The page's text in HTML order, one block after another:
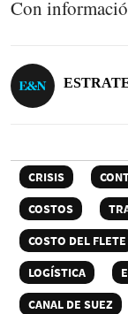
Con
CRISIS
COSTOS
COSTO DEL FLETE
LOGÍSTICA
CANAL DE SUEZ